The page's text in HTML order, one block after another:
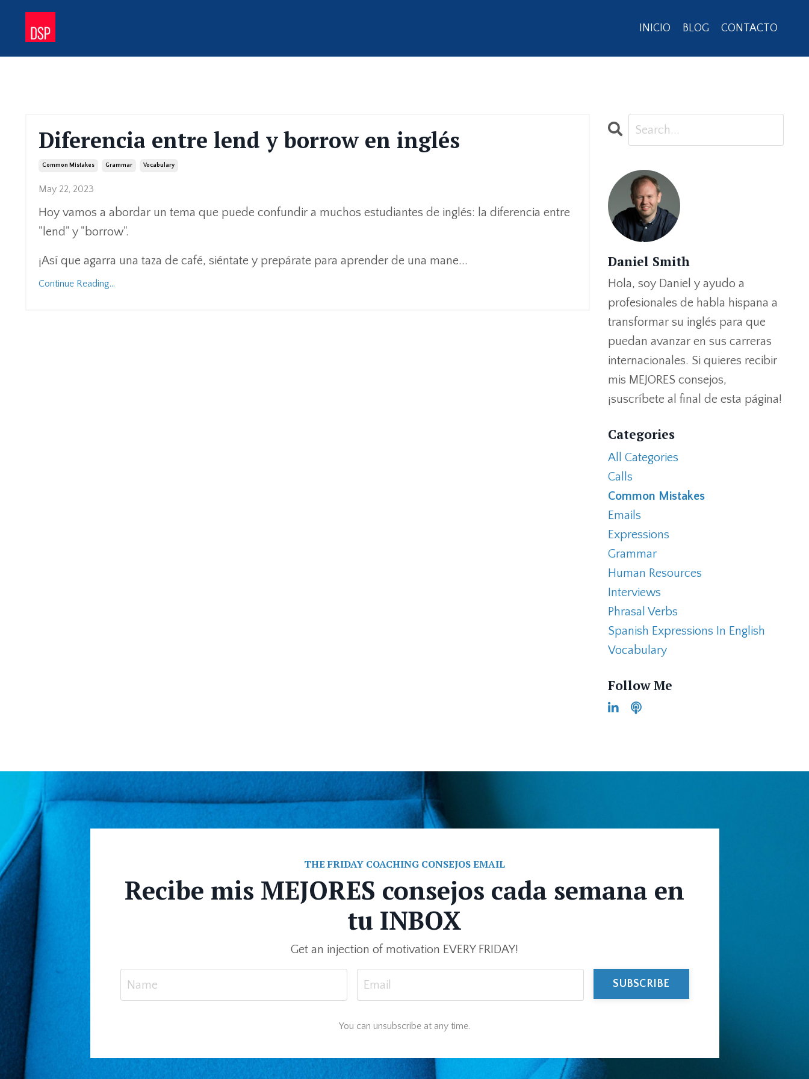
INICIO BLOG CONTACTO
Diferencia entre lend y borrow en inglés
Common Mistakes Grammar Vocabulary
May 22, 2023
Hoy vamos a abordar un tema que puede confundir a muchos estudiantes de inglés: la diferencia entre
"lend" y "borrow".
¡Así que agarra una taza de café, siéntate y prepárate para aprender de una mane...
Continue Reading...
Daniel Smith
Hola, soy Daniel y ayudo a
profesionales de habla hispana a
transformar su inglés para que
puedan avanzar en sus carreras
internacionales. Si quieres recibir
mis MEJORES consejos,
¡suscríbete al final de esta página!
Categories
All Categories
Calls
Common Mistakes
Emails
Expressions
Grammar
Human Resources
Interviews
Phrasal Verbs
Spanish Expressions In English
Vocabulary
Follow Me
THE FRIDAY COACHING CONSEJOS EMAIL
Recibe mis MEJORES consejos cada semana en
tu INBOX
Get an injection of motivation EVERY FRIDAY!
SUBSCRIBE
You can unsubscribe at any time.